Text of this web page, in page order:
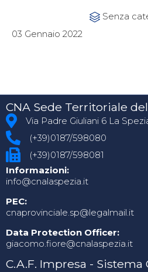
 Category
Senza
03 Gennaio 2022
CNA Sede Territoriale
Via Padre Giuliani 6 La
(+39)0187/598080
(+39)0187/598081
Informazioni:
info@cnalaspezia.it
PEC:
cnaprovinciale.sp@legalmail.it
Data Protection Officer:
giacomo.fiore@cnalaspezia.it
C.A.F. Impresa - Sistema